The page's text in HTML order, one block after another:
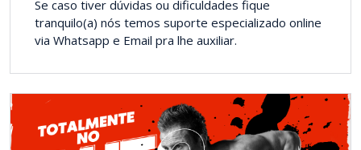
Se caso tiver dúvidas ou dificuldades fique
tranquilo(a) nós temos suporte especializado online
via Whatsapp e Email pra lhe auxiliar.